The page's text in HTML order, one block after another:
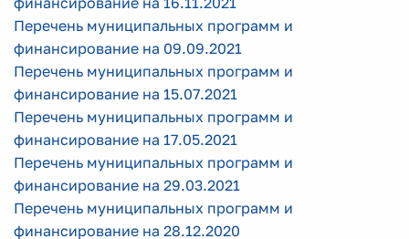
Перечень муниципальных программ и
финансирование на 09.09.2021
Перечень муниципальных программ и
финансирование на 15.07.2021
Перечень муниципальных программ и
финансирование на 17.05.2021
Перечень муниципальных программ и
финансирование на 29.03.2021
Перечень муниципальных программ и
финансирование на 28.12.2020